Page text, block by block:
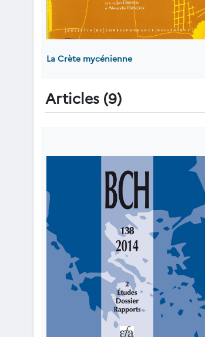
La Crète mycénienne
Articles (9)